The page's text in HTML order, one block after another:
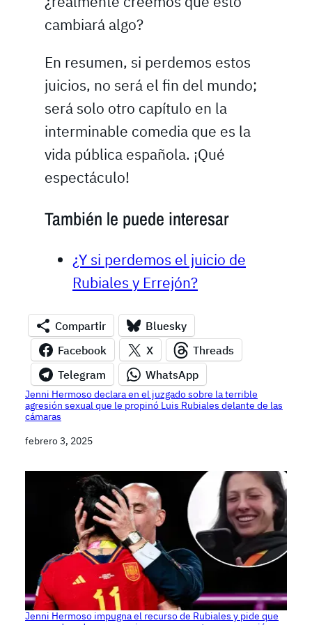
cambiará algo?
En resumen, si perdemos estos
juicios, no será el fin del mundo;
será solo otro capítulo en la
interminable comedia que es la
vida pública española. ¡Qué
espectáculo!
También le puede interesar
¿Y si perdemos el juicio de
Rubiales y Errejón?
Compartir
Bluesky
Facebook
X
Threads
Telegram
WhatsApp
Jenni Hermoso declara en el juzgado sobre la terrible
agresión sexual que le propinó Luis Rubiales delante de las
cámaras
Fecha
febrero 3, 2025
Jenni Hermoso impugna el recurso de Rubiales y pide que